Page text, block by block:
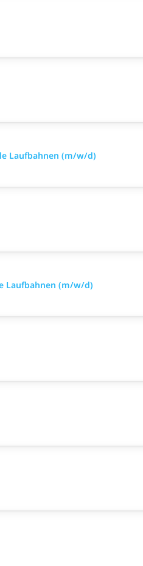
Laufbahnen (m/w/d)
Laufbahnen (m/w/d)